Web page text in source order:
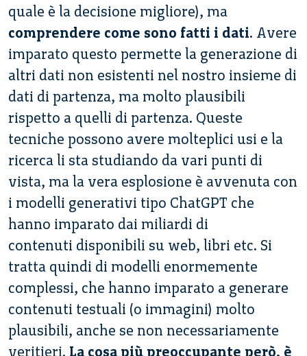
quale è la decisione migliore), ma
comprendere come sono fatti i dati. Avere
imparato questo permette la generazione di
altri dati non esistenti nel nostro insieme di
dati di partenza, ma molto plausibili
rispetto a quelli di partenza. Queste
tecniche possono avere molteplici usi e la
ricerca li sta studiando da vari punti di
vista, ma la vera esplosione è avvenuta con
i modelli generativi tipo ChatGPT che
hanno imparato dai miliardi di
contenuti disponibili su web, libri etc. Si
tratta quindi di modelli enormemente
complessi, che hanno imparato a generare
contenuti testuali (o immagini) molto
plausibili, anche se non necessariamente
veritieri. La cosa più preoccupante però, è